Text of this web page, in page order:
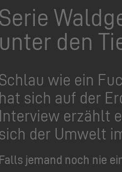
unter den
wie ein
hat sich auf der
Interview erzählt
der Umwelt
Falls jemand noch nie